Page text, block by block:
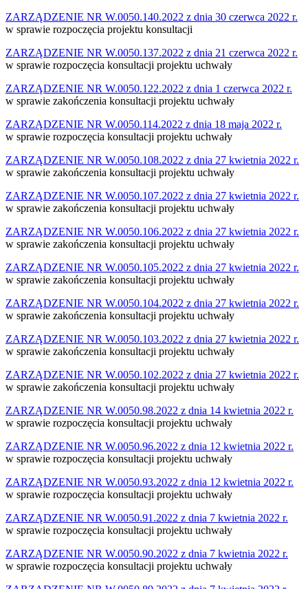
ZARZĄDZENIE NR W.0050.140.2022 z dnia 30 czerwca 2022 r.
w sprawie rozpoczęcia projektu konsultacji
ZARZĄDZENIE NR W.0050.137.2022 z dnia 21 czerwca 2022 r.
w sprawie rozpoczęcia konsultacji projektu uchwały
ZARZĄDZENIE NR W.0050.122.2022 z dnia 1 czerwca 2022 r.
w sprawie zakończenia konsultacji projektu uchwały
ZARZĄDZENIE NR W.0050.114.2022 z dnia 18 maja 2022 r.
w sprawie rozpoczęcia konsultacji projektu uchwały
ZARZĄDZENIE NR W.0050.108.2022 z dnia 27 kwietnia 2022 r.
w sprawie zakończenia konsultacji projektu uchwały
ZARZĄDZENIE NR W.0050.107.2022 z dnia 27 kwietnia 2022 r.
w sprawie zakończenia konsultacji projektu uchwały
ZARZĄDZENIE NR W.0050.106.2022 z dnia 27 kwietnia 2022 r.
w sprawie zakończenia konsultacji projektu uchwały
ZARZĄDZENIE NR W.0050.105.2022 z dnia 27 kwietnia 2022 r.
w sprawie zakończenia konsultacji projektu uchwały
ZARZĄDZENIE NR W.0050.104.2022 z dnia 27 kwietnia 2022 r.
w sprawie zakończenia konsultacji projektu uchwały
ZARZĄDZENIE NR W.0050.103.2022 z dnia 27 kwietnia 2022 r.
w sprawie zakończenia konsultacji projektu uchwały
ZARZĄDZENIE NR W.0050.102.2022 z dnia 27 kwietnia 2022 r.
w sprawie zakończenia konsultacji projektu uchwały
ZARZĄDZENIE NR W.0050.98.2022 z dnia 14 kwietnia 2022 r.
w sprawie rozpoczęcia konsultacji projektu uchwały
ZARZĄDZENIE NR W.0050.96.2022 z dnia 12 kwietnia 2022 r.
w sprawie rozpoczęcia konsultacji projektu uchwały
ZARZĄDZENIE NR W.0050.93.2022 z dnia 12 kwietnia 2022 r.
w sprawie rozpoczęcia konsultacji projektu uchwały
ZARZĄDZENIE NR W.0050.91.2022 z dnia 7 kwietnia 2022 r.
w sprawie rozpoczęcia konsultacji projektu uchwały
ZARZĄDZENIE NR W.0050.90.2022 z dnia 7 kwietnia 2022 r.
w sprawie rozpoczęcia konsultacji projektu uchwały